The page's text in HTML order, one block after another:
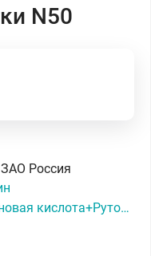
N50
Россия
Аскорбиновая кислота+Рутозид